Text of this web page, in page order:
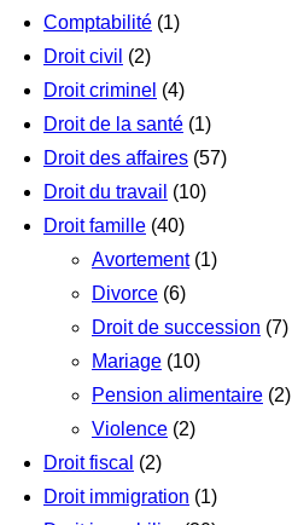
Comptabilité (1)
Droit civil (2)
Droit criminel (4)
Droit de la santé (1)
Droit des affaires (57)
Droit du travail (10)
Droit famille (40)
Avortement(1)
Divorce (6)
Droit de succession (7)
Mariage (10)
Pension alimentaire (2)
Violence (2)
Droit fiscal (2)
Droit immigration (1)